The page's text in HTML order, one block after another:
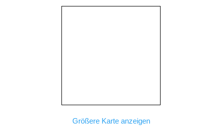
Größere Karte anzeigen